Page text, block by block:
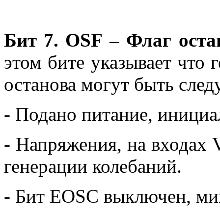
Бит 7. OSF – Флаг
этом бите указывает
останова могут быть
- Подано питание,
- Напряжения, на входах
генерации колебаний.
- Бит EOSC выключен,